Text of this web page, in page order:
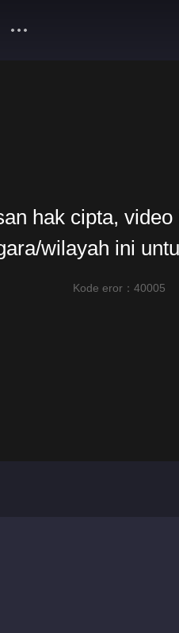
hak cipta,
wilayah ini
Kode eror： 40005